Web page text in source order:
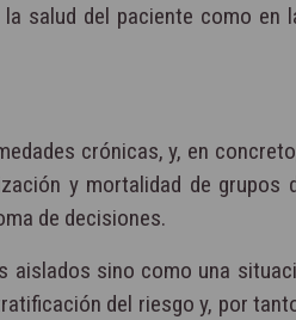
salud del paciente como en
crónicas, y, en
y mortalidad de grupos
de decisiones.
aislados sino como una
del riesgo y, por